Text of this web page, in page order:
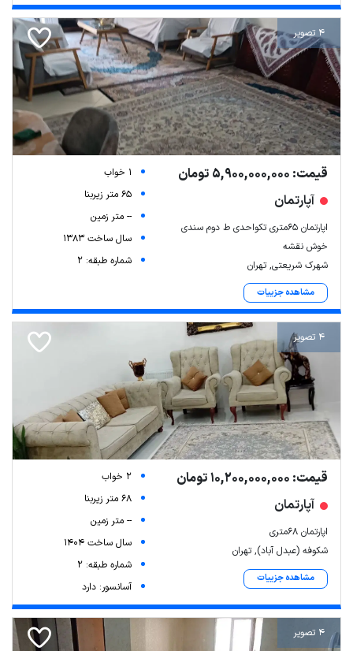
4 تصویر
قیمت: 5,900,000,000 تومان
آپارتمان
اپارتمان ۶۵متری تکواحدی ط دوم سندی
خوش نقشه
شهرک شریعتی, تهران
مشاهده جزییات
1 خواب
65 متر زیربنا
-- متر زمین
سال ساخت 1383
شماره طبقه: 2
4 تصویر
قیمت: 10,200,000,000 تومان
آپارتمان
اپارتمان ۶۸متری
شکوفه (عبدل آباد), تهران
مشاهده جزییات
2 خواب
68 متر زیربنا
-- متر زمین
سال ساخت 1404
شماره طبقه: 2
آسانسور: دارد
4 تصویر